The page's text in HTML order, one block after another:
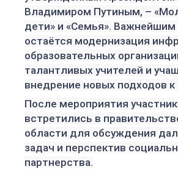
Владимиром Путиным, –
дети» и «Семья». Важнейшим
остаётся модернизация
образовательных
талантливых учителей и
внедрение новых подходов к
После мероприятия
встретились в
области для обсуждения
задач и перспектив
партнерства.